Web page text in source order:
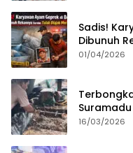
Sadis!
Dibunuh
Merampok
01/04/2026
Suramadu
16/03/2026